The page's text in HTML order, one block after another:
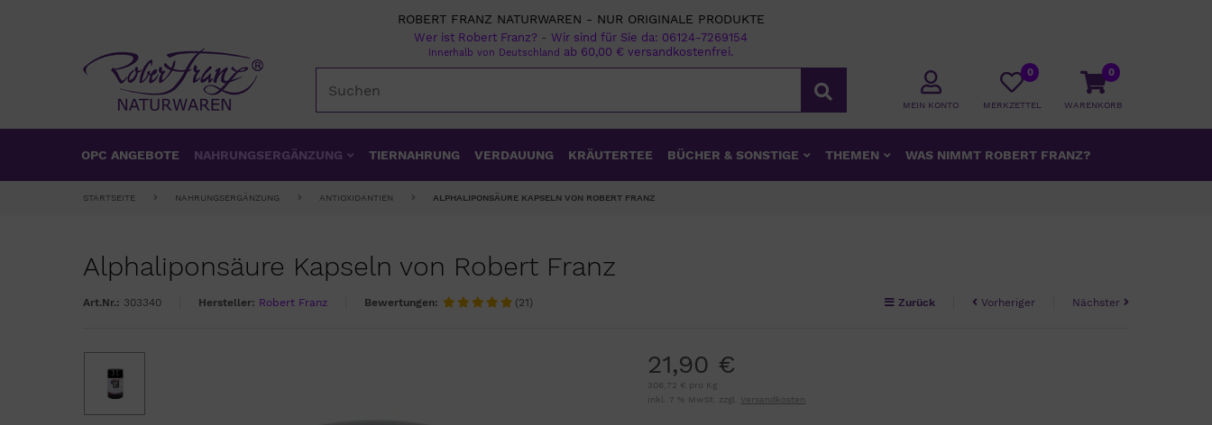
ROBERT FRANZ NATURWAREN - NUR ORIGINALE PRODUKTE
Wer ist Robert Franz? -Wir sind für Sie da: 06124-7269154
Innerhalb von Deutschland ab 60,00 € versandkostenfrei.
0
WARENKORB
0
MERKZETTEL
MEIN KONTO
OPC ANGEBOTE NAHRUNGSERGÄNZUNG TIERNAHRUNG VERDAUUNG KRÄUTERTEE BÜCHER & SONSTIGE THEMEN WAS NIMMT ROBERT FRANZ?
STARTSEITE NAHRUNGSERGÄNZUNG ANTIOXIDANTIEN ALPHALIPONSÄURE KAPSELN VON ROBERT FRANZ
Alphaliponsäure Kapseln von Robert Franz
Art.Nr.: 303340 Hersteller: Robert Franz Bewertungen: (21) Zurück Vorheriger Nächster
21,90 €
306,72 € pro Kg
inkl. 7 % MwSt. zzgl.
Versandkosten